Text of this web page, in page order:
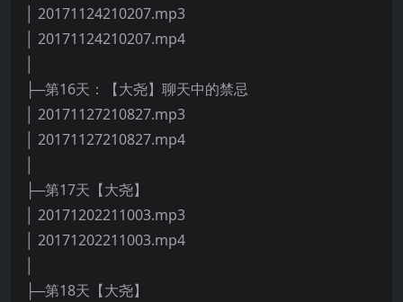
│ 20171124210207.mp3
│ 20171124210207.mp4
├─第16天：【大尧】聊天中的禁忌
│ 20171127210827.mp3
│ 20171127210827.mp4
├─第17天【大尧】
│ 20171202211003.mp3
│ 20171202211003.mp4
├─第18天【大尧】